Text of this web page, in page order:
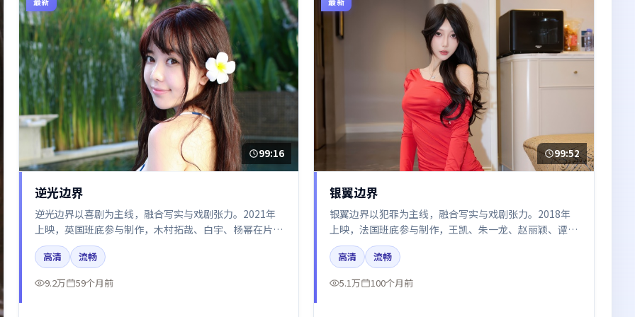
99:16
逆光边界
逆光边界以喜剧为主线，融合写实与戏剧张力。2021年
上映，英国班底参与制作，木村拓哉、白宇、杨幂在片中
呈现细腻表演，影像风格统一，配乐与剪辑强化了情绪曲
线。
高清
流畅
9.2万
59个月前
99:52
银翼边界
银翼边界以犯罪为主线，融合写实与戏剧张力。2018年
上映，法国班底参与制作，王凯、朱一龙、赵丽颖、谭
卓、周冬雨在片中呈现细腻表演，影像风格统一，配乐与
剪辑强化了情绪曲线。
高清
流畅
5.1万
100个月前